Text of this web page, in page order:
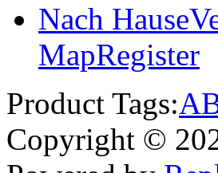
Nach Hause
MapRegister
Product Tags:A
Copyright ©